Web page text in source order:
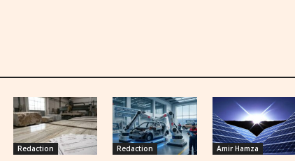
Redaction Redaction Amir Hamza